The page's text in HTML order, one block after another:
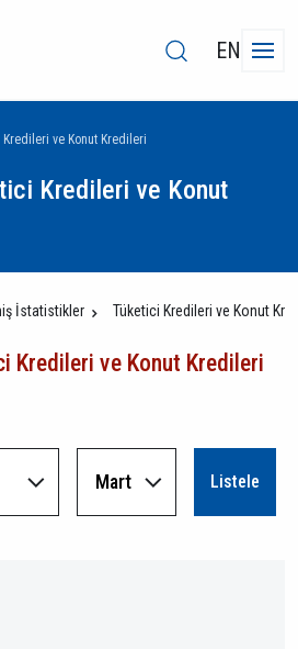
EN
ve Konut Kredileri
Kredileri ve Konut
İstatistikler Tüketici Kredileri ve Konut
Kredileri ve Konut Kredileri